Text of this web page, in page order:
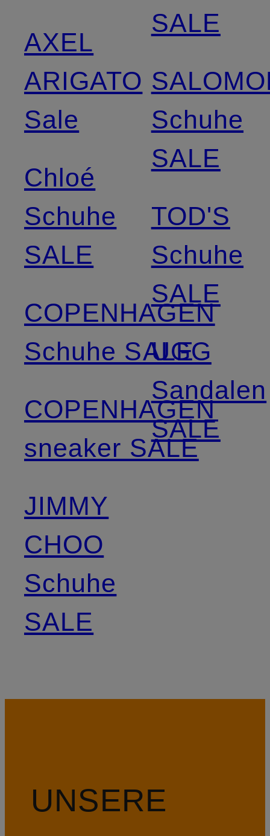
AXEL
ARIGATO
Sale
Chloé
Schuhe
SALE
COPENHAGEN
Schuhe SALE
COPENHAGEN
sneaker SALE
JIMMY
CHOO
Schuhe
SALE
SALE
Schuhe
SALE
TOD'S
Schuhe
SALE
UGG
Sandalen
SALE
UNSERE